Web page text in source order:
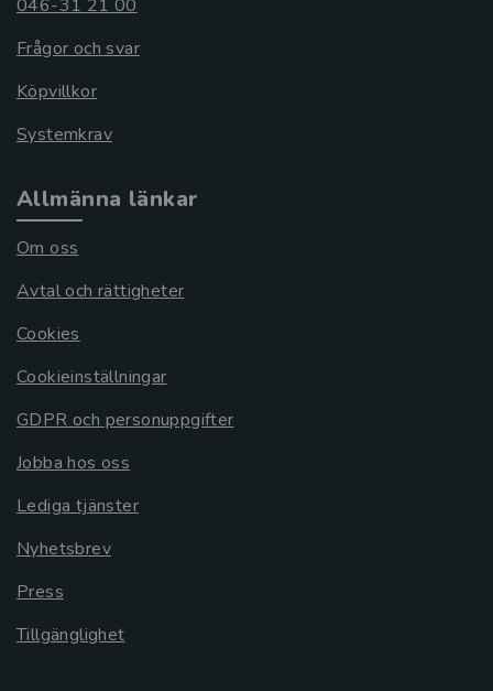
046-31 21 00
Frågor och svar
Köpvillkor
Systemkrav
Allmänna länkar
Om oss
Avtal och rättigheter
Cookies
Cookieinställningar
GDPR och personuppgifter
Jobba hos oss
Lediga tjänster
Nyhetsbrev
Press
Tillgänglighet